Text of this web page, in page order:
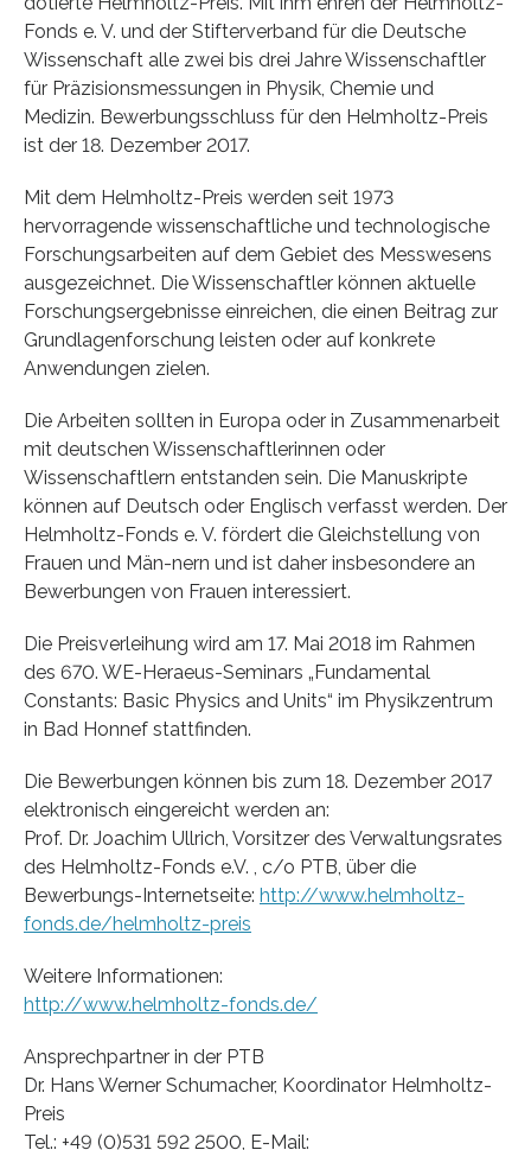
Fonds e. V. und der Stifterverband für die Deutsche
Wissenschaft alle zwei bis drei Jahre Wissenschaftler
für Präzisionsmessungen in Physik, Chemie und
Medizin. Bewerbungsschluss für den Helmholtz-Preis
ist der 18. Dezember 2017.
Mit dem Helmholtz-Preis werden seit 1973
hervorragende wissenschaftliche und technologische
Forschungsarbeiten auf dem Gebiet des Messwesens
ausgezeichnet. Die Wissenschaftler können aktuelle
Forschungsergebnisse einreichen, die einen Beitrag zur
Grundlagenforschung leisten oder auf konkrete
Anwendungen zielen.
Die Arbeiten sollten in Europa oder in Zusammenarbeit
mit deutschen Wissenschaftlerinnen oder
Wissenschaftlern entstanden sein. Die Manuskripte
können auf Deutsch oder Englisch verfasst werden. Der
Helmholtz-Fonds e. V. fördert die Gleichstellung von
Frauen und Män-nern und ist daher insbesondere an
Bewerbungen von Frauen interessiert.
Die Preisverleihung wird am 17. Mai 2018 im Rahmen
des 670. WE-Heraeus-Seminars „Fundamental
Constants: Basic Physics and Units“ im Physikzentrum
in Bad Honnef stattfinden.
Die Bewerbungen können bis zum 18. Dezember 2017
elektronisch eingereicht werden an:
Prof. Dr. Joachim Ullrich, Vorsitzer des Verwaltungsrates
des Helmholtz-Fonds e.V. , c/o PTB, über die
Bewerbungs-Internetseite: http://www.helmholtz-
fonds.de/helmholtz-preis
Weitere Informationen:
http://www.helmholtz-fonds.de/
Ansprechpartner in der PTB
Dr. Hans Werner Schumacher, Koordinator Helmholtz-
Preis
Tel.: +49 (0)531 592 2500, E-Mail: